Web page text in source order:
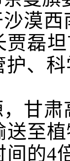
漠
磊
护、
甘
至
的4